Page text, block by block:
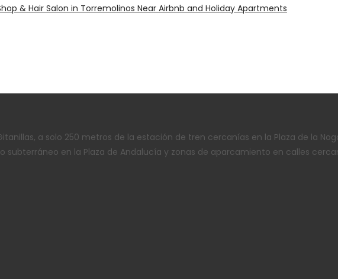
& Hair Salon in Torremolinos Near Airbnb and Holiday Apartments
a solo 250 metros de la estación de tren cercanías en la Plaza de la
en la Plaza de Andalucía y zonas de aparcamiento en calles